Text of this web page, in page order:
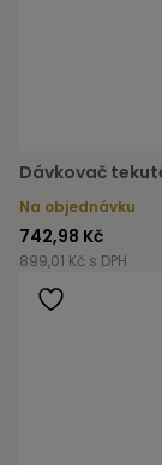
Dávkovač
Na objednávku
742,98 Kč
899,01 Kč s DPH